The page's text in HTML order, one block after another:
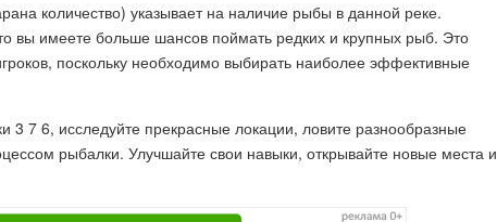
количество) указывает на наличие рыбы в данной реке.
вы имеете больше шансов поймать редких и крупных рыб. Это
поскольку необходимо выбирать наиболее эффективные
3 7 6, исследуйте прекрасные локации, ловите разнообразные
рыбалки. Улучшайте свои навыки, открывайте новые места и